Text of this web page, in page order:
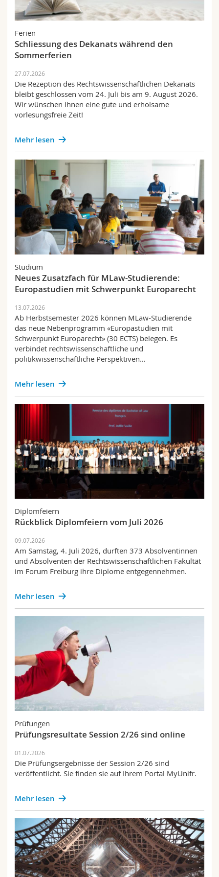
Math.-Nat. und Med. Fak.
Interfakultär
Mitarbeitende
Doktorierende
Webmail
Vorlesungsverzeichnis
MyUnifr
Personelles
Preise und Auszeichnungen
Forschung
Success stories
Wissenschaft und Gesellschaft
Prüfungen
Weiterbildung
Publikationen
Mobilität
Alumni IUS Frilex
Fachschaft
Ferien
Schliessung des Dekanats während den
Sommerferien
27.07.2026
Die Rezeption des Rechtswissenschaftlichen Dekanats
bleibt geschlossen vom 24. Juli bis am 9. August 2026.
Wir wünschen Ihnen eine gute und erholsame
vorlesungsfreie Zeit!
Mehr lesen
Studium
Neues Zusatzfach für MLaw-Studierende:
Europastudien mit Schwerpunkt Europarecht
13.07.2026
Ab Herbstsemester 2026 können MLaw-Studierende
das neue Nebenprogramm «Europastudien mit
Schwerpunkt Europarecht» (30 ECTS) belegen. Es
verbindet rechtswissenschaftliche und
politikwissenschaftliche Perspektiven…
Mehr lesen
Diplomfeiern
Rückblick Diplomfeiern vom Juli 2026
09.07.2026
Am Samstag, 4. Juli 2026, durften 373 Absolventinnen
und Absolventen der Rechtswissenschaftlichen Fakultät
im Forum Freiburg ihre Diplome entgegennehmen.
Mehr lesen
Prüfungen
Prüfungsresultate Session 2/26 sind online
01.07.2026
Die Prüfungsergebnisse der Session 2/26 sind
veröffentlicht. Sie finden sie auf Ihrem Portal MyUnifr.
Mehr lesen